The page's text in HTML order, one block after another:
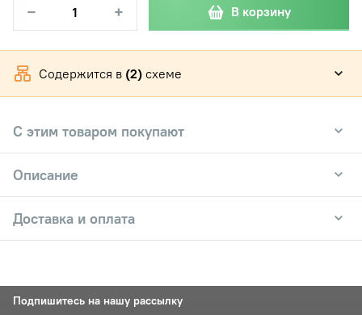
− + В корзину
Содержится в (2) схеме
С этим товаром покупают
Описание
Доставка и оплата
Подпишитесь на нашу рассылку